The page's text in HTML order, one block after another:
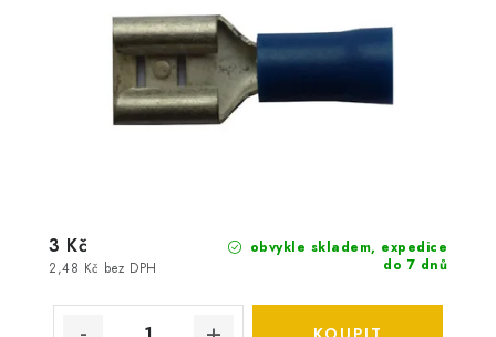
obvykle skladem, expedice
do 7 dnů
2,48 Kč bez DPH
3 Kč